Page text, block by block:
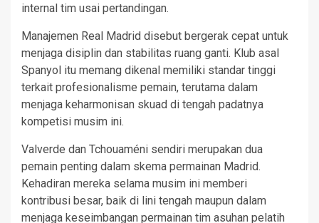
internal tim usai pertandingan.
Manajemen Real Madrid disebut bergerak cepat untuk
menjaga disiplin dan stabilitas ruang ganti. Klub asal
Spanyol itu memang dikenal memiliki standar tinggi
terkait profesionalisme pemain, terutama dalam
menjaga keharmonisan skuad di tengah padatnya
kompetisi musim ini.
Valverde dan Tchouaméni sendiri merupakan dua
pemain penting dalam skema permainan Madrid.
Kehadiran mereka selama musim ini memberi
kontribusi besar, baik di lini tengah maupun dalam
menjaga keseimbangan permainan tim asuhan pelatih